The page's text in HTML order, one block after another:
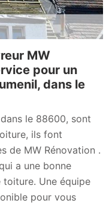
MW
pour un
dans le
le 88600, sont
ils font
de MW Rénovation .
a une bonne
toiture. Une équipe
pour vous